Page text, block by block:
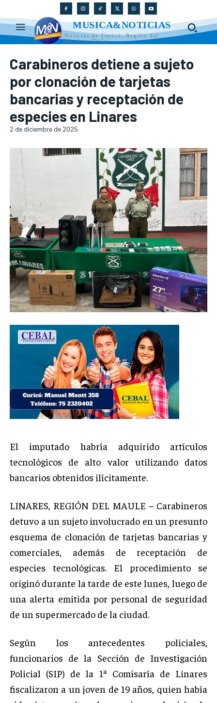
MUSICA&NOTICIAS
Noticias de Curicó, Región del
Maule y Chile
Carabineros detiene a sujeto
por clonación de tarjetas
bancarias y receptación de
especies en Linares
2 de diciembre de 2025
El imputado habría adquirido artículos
tecnológicos de alto valor utilizando datos
bancarios obtenidos ilícitamente.
LINARES, REGIÓN DEL MAULE – Carabineros
detuvo a un sujeto involucrado en un presunto
esquema de clonación de tarjetas bancarias y
comerciales, además de receptación de
especies tecnológicas. El procedimiento se
originó durante la tarde de este lunes, luego de
una alerta emitida por personal de seguridad
de un supermercado de la ciudad.
Según los antecedentes policiales,
funcionarios de la Sección de Investigación
Policial (SIP) de la 1ª Comisaría de Linares
fiscalizaron a un joven de 19 años, quien había